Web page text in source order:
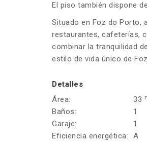
El piso también dispone de
Situado en Foz do Porto,
restaurantes, cafeterías,
combinar la tranquilidad
estilo de vida único de
Detalles
Área:
33
Baños:
1
Garaje:
1
Eficiencia energética:
A